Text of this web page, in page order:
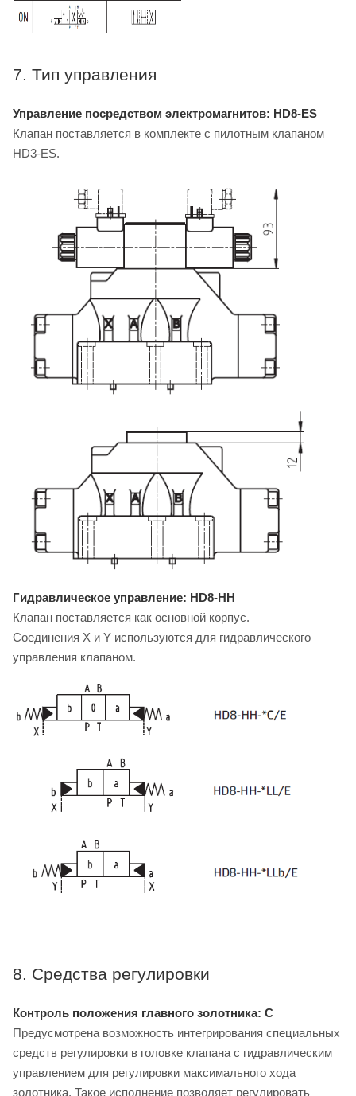
7. Тип управления
Управление посредством электромагнитов: HD8-ES
Клапан поставляется в комплекте с пилотным клапаном
HD3-ES.
Гидравлическое управление: HD8-HH
Клапан поставляется как основной корпус.
Соединения X и Y используются для гидравлического
управления клапаном.
8. Средства регулировки
Контроль положения главного золотника: C
Предусмотрена возможность интегрирования специальных
средств регулировки в головке клапана с гидравлическим
управлением для регулировки максимального хода
золотника. Такое исполнение позволяет регулировать